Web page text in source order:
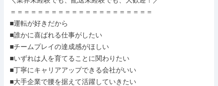
＝＝＝＝＝＝＝＝＝＝＝＝＝＝＝＝＝＝＝＝＝
■運転が好きだから
■誰かに喜ばれる仕事がしたい
■チームプレイの達成感がほしい
■いずれは人を育てることに関わりたい
■丁寧にキャリアアップできる会社がいい
■大手企業で腰を据えて活躍していきたい